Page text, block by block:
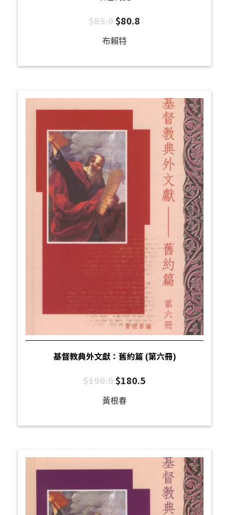
$85.0$80.8
布賴特
基督教典外文獻：舊約篇 (第六冊)
$190.0$180.5
黃根春